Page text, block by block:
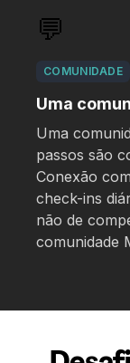
💬
COMUNIDADE
Uma
Uma
passos são
Conexão
check-ins
não de
comunidade